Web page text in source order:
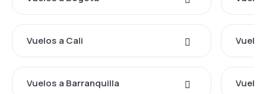
Vuelos a Cali
Vuelos a Barranquilla